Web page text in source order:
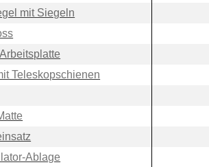
mit Siegeln
Teleskopschienen
Ablage